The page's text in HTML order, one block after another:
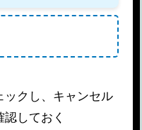
クし、キャンセル
しておく